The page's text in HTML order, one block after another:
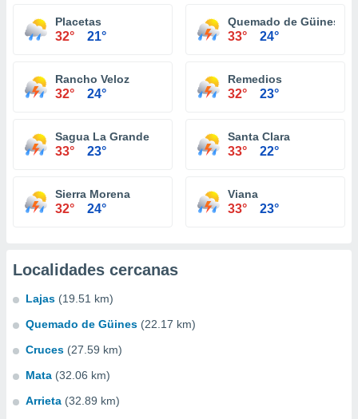
Placetas
32° 21°
Quemado de Güines
33° 24°
Rancho Veloz
32° 24°
Remedios
32° 23°
Sagua La Grande
33° 23°
Santa Clara
33° 22°
Sierra Morena
32° 24°
Viana
33° 23°
Localidades cercanas
Lajas (19.51 km)
Quemado de Güines (22.17 km)
Cruces (27.59 km)
Mata (32.06 km)
Arrieta (32.89 km)